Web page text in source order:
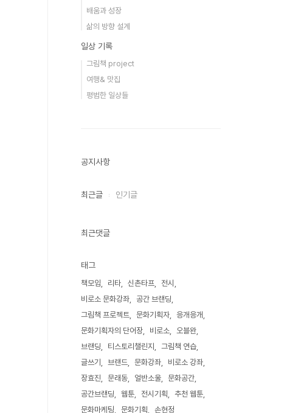
배움과 성장
삶의 방향 설계
일상 기록
그림책 project
여행& 맛집
평범한 일상들
공지사항
최근글 인기글
최근댓글
태그
책모임 리타 신촌타프
전시
비로소 문화강좌
공간 브랜딩
그림책 프로젝트
문화기획자
응개응개
문화기획자의 단어장
비로소
오블완
브랜딩
티스토리챌린지
그림책 연습
글쓰기
브랜드 문화강좌
비로소 강좌
장효진
문래동 얼반소울
문화공간
공간브랜딩
웹툰 전시기획
추천 웹툰
문화마케팅
문화기획 손현정